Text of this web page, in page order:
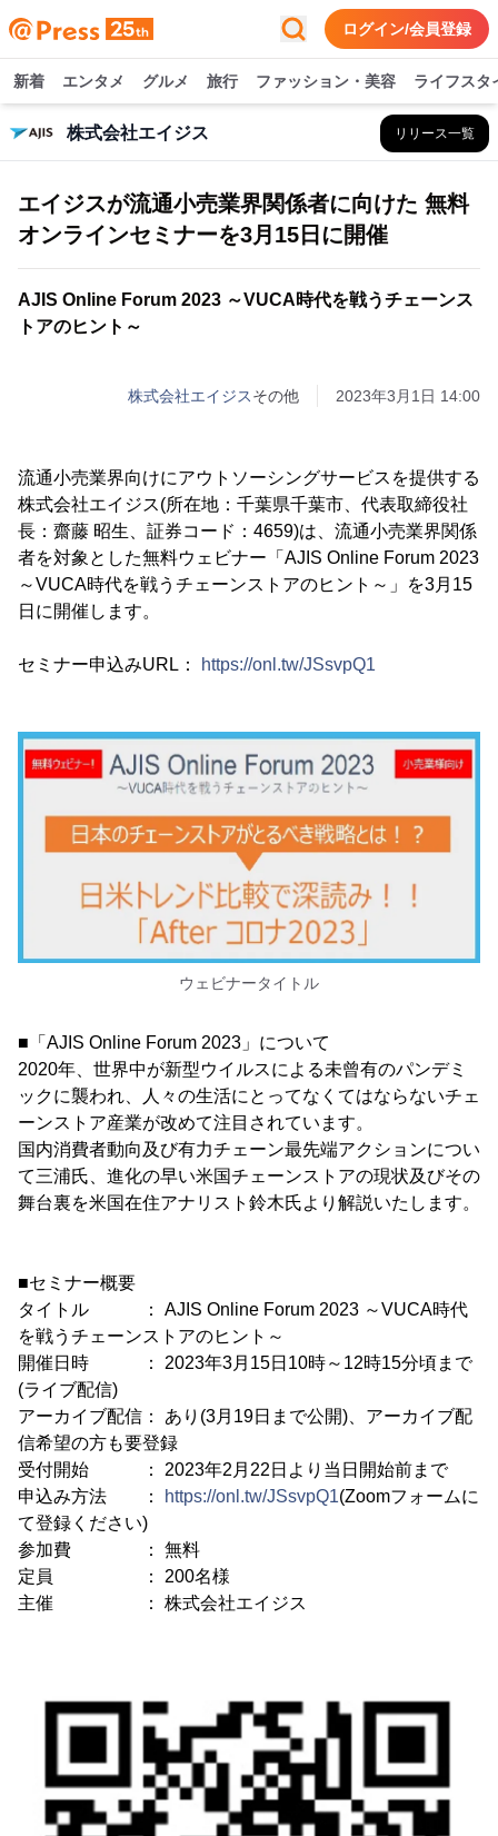
ログイン/会員登録
新着 エンタメ グルメ 旅行 ファッション・美容 ライフスタ
株式会社エイジス リリース一覧
エイジスが流通小売業界関係者に向けた 無料
オンラインセミナーを3月15日に開催
AJIS Online Forum 2023 ～VUCA時代を戦うチェーンス
トアのヒント～
株式会社エイジスその他 2023年3月1日 14:00
流通小売業界向けにアウトソーシングサービスを提供する
株式会社エイジス(所在地：千葉県千葉市、代表取締役社
長：齋藤 昭生、証券コード：4659)は、流通小売業界関係
者を対象とした無料ウェビナー「AJIS Online Forum 2023
～VUCA時代を戦うチェーンストアのヒント～」を3月15
日に開催します。
セミナー申込みURL： https://onl.tw/JSsvpQ1
ウェビナータイトル
■「AJIS Online Forum 2023」について
2020年、世界中が新型ウイルスによる未曾有のパンデミ
ックに襲われ、人々の生活にとってなくてはならないチェ
ーンストア産業が改めて注目されています。
国内消費者動向及び有力チェーン最先端アクションについ
て三浦氏、進化の早い米国チェーンストアの現状及びその
舞台裏を米国在住アナリスト鈴木氏より解説いたします。
■セミナー概要
タイトル ： AJIS Online Forum 2023 ～VUCA時代
を戦うチェーンストアのヒント～
開催日時 ： 2023年3月15日10時～12時15分頃まで
(ライブ配信)
アーカイブ配信： あり(3月19日まで公開)、アーカイブ配
信希望の方も要登録
受付開始 ： 2023年2月22日より当日開始前まで
申込み方法 ：
https://onl.tw/JSsvpQ1(Zoomフォームに
て登録ください)
参加費 ： 無料
定員 ： 200名様
主催 ： 株式会社エイジス